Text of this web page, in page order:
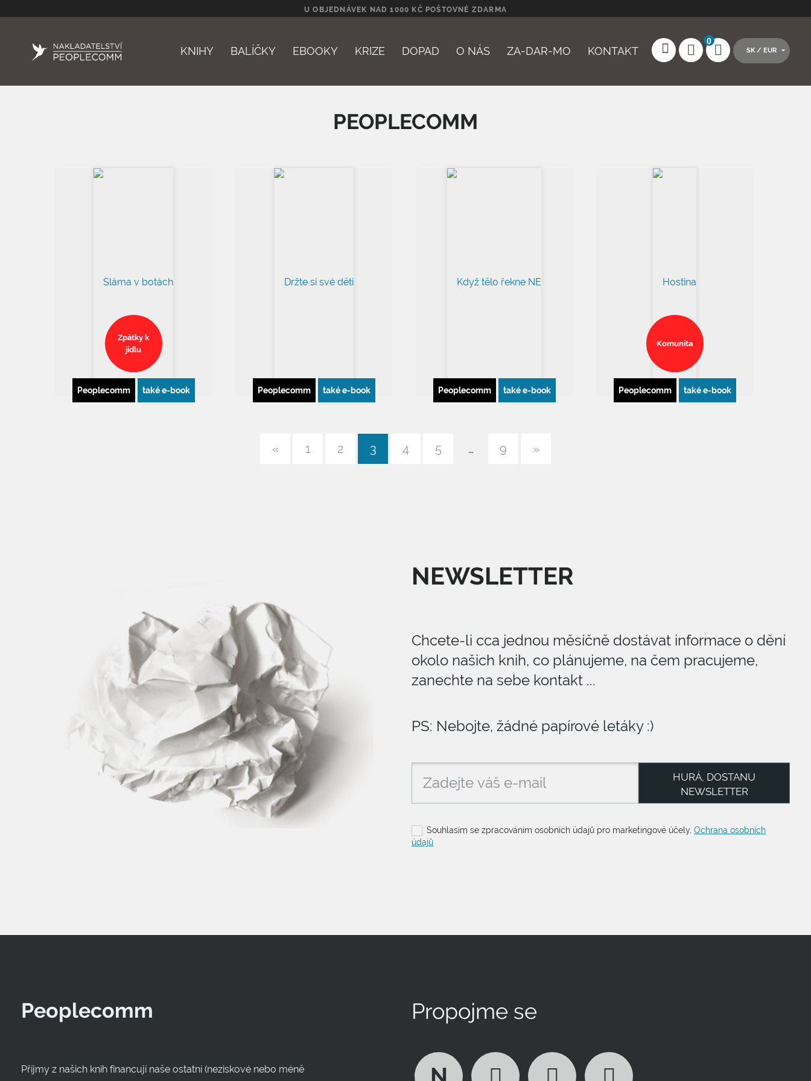
U OBJEDNÁVEK NAD 1000 KČ POŠTOVNÉ ZDARMA
SK / EUR
0
REGISTROVAT SE
KNIHY BALÍČKY EBOOKY KRIZE DOPAD O NÁS ZA-DAR-MO KONTAKT
PEOPLECOMM
Zpátky k
jídlu
Peoplecomm také e-book Peoplecomm také e-book Peoplecomm také e-book
Komunita
Peoplecomm také e-book
« 1 2 3 4 5 … 9 »
NEWSLETTER
Chcete-li cca jednou měsíčně dostávat informace o dění
okolo našich knih, co plánujeme, na čem pracujeme,
zanechte na sebe kontakt ...
PS: Nebojte, žádné papírové letáky :)
HURÁ, DOSTANU
NEWSLETTER
Souhlasím se zpracováním osobních údajů pro marketingové účely. Ochrana osobních
údajů
Peoplecomm
Příjmy z našich knih financují naše ostatní (neziskové nebo méně
Propojme se